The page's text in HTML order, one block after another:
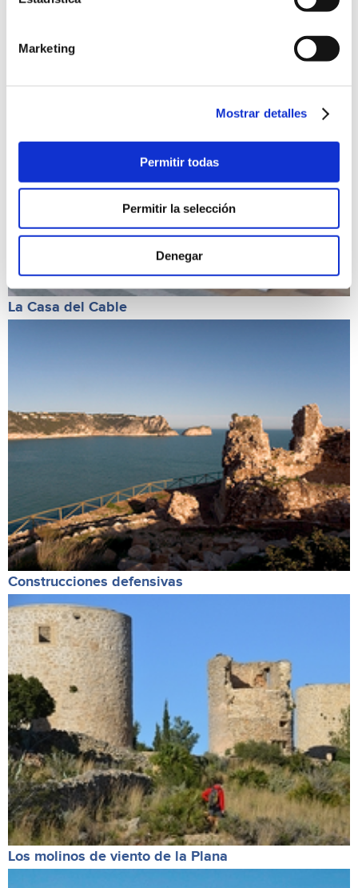
Marketing
Mostrar detalles
Permitir todas
Permitir la selección
Denegar
La Casa del Cable
Construcciones defensivas
Los molinos de viento de la Plana